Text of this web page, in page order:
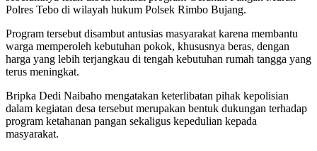
Polres Tebo di wilayah hukum Polsek Rimbo Bujang.
Program tersebut disambut antusias masyarakat karena membantu
warga memperoleh kebutuhan pokok, khususnya beras, dengan
harga yang lebih terjangkau di tengah kebutuhan rumah tangga yang
terus meningkat.
Bripka Dedi Naibaho mengatakan keterlibatan pihak kepolisian
dalam kegiatan desa tersebut merupakan bentuk dukungan terhadap
program ketahanan pangan sekaligus kepedulian kepada
masyarakat.